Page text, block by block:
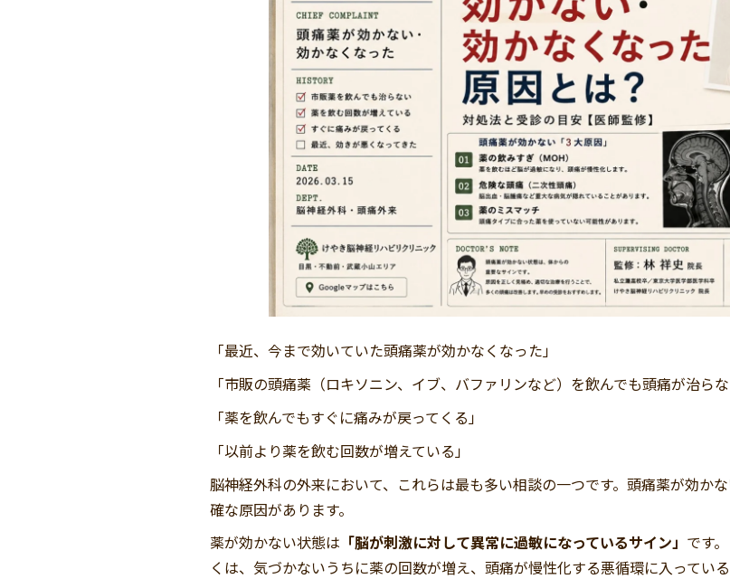
「最近、今まで効いていた頭痛薬が効かなくなった」
「市販の頭痛薬（ロキソニン、イブ、バファリンなど）を飲んでも頭痛が治らな
「薬を飲んでもすぐに痛みが戻ってくる」
「以前より薬を飲む回数が増えている」
脳神経外科の外来において、これらは最も多い相談の一つです。頭痛薬が効か
確な原因があります。
薬が効かない状態は 「脳が刺激に対して異常に過敏になっているサイン」 です
くは、気づかないうちに薬の回数が増え、頭痛が慢性化する悪循環に入ってい